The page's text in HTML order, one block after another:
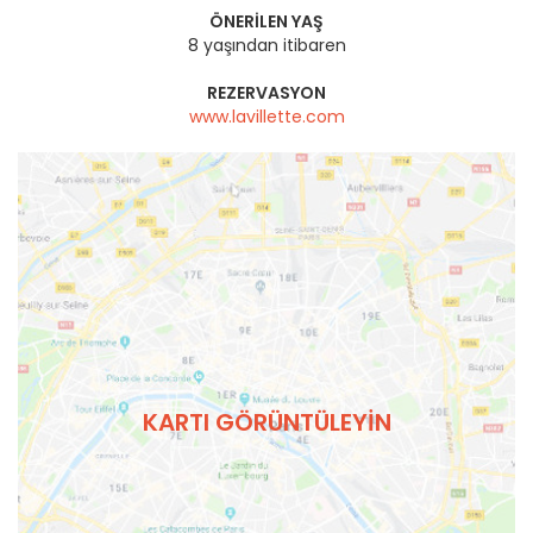
ÖNERILEN YAŞ
8 yaşından itibaren
REZERVASYON
www.lavillette.com
KARTI GÖRÜNTÜLEYIN